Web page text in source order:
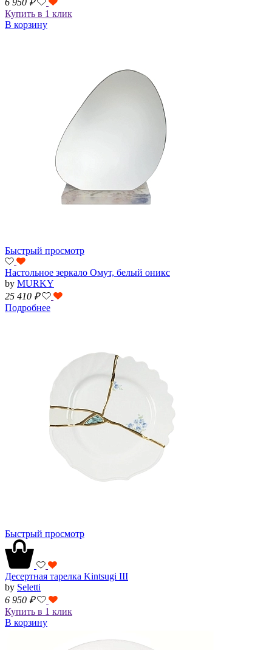
Купить в 1 клик
В корзину
Быстрый просмотр
Настольное зеркало Омут, белый оникс
by MURKY
25 410 ₽
Подробнее
Быстрый просмотр
Десертная тарелка Kintsugi III
by Seletti
6 950 ₽
Купить в 1 клик
В корзину